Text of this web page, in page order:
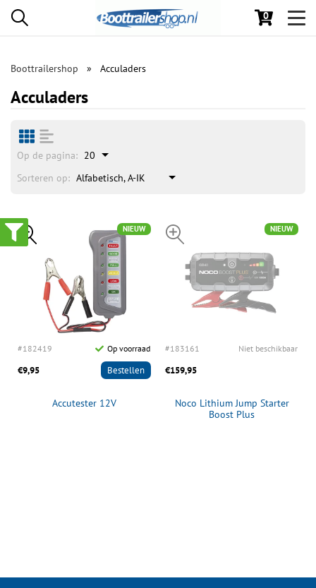
0
Boottrailershop Acculaders
Acculaders
Op de pagina: 20
Sorteren op: Alfabetisch, A-IK
NIEUW
#182419 Op voorraad
€9,95 Bestellen
Accutester 12V
NIEUW
#183161 Niet beschikbaar
€159,95
Noco Lithium Jump Starter
Boost Plus